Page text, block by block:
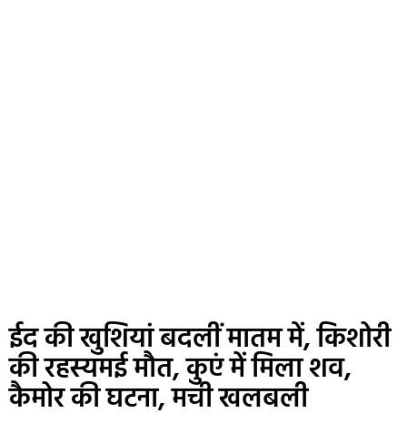
ईद की खुशियां बदलीं मातम में, किशोरी
की रहस्यमई मौत, कुएं में मिला शव,
कैमोर की घटना, मची खलबली